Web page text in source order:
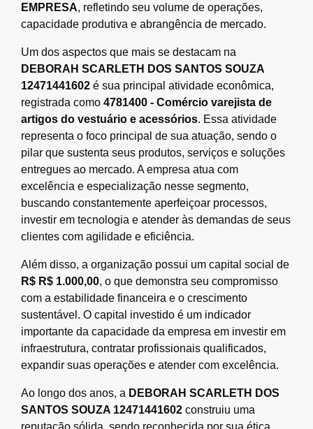
EMPRESA, refletindo seu volume de operações,
capacidade produtiva e abrangência de mercado.
Um dos aspectos que mais se destacam na
DEBORAH SCARLETH DOS SANTOS SOUZA
12471441602 é sua principal atividade econômica,
registrada como 4781400 - Comércio varejista de
artigos do vestuário e acessórios. Essa atividade
representa o foco principal de sua atuação, sendo o
pilar que sustenta seus produtos, serviços e soluções
entregues ao mercado. A empresa atua com
excelência e especialização nesse segmento,
buscando constantemente aperfeiçoar processos,
investir em tecnologia e atender às demandas de seus
clientes com agilidade e eficiência.
Além disso, a organização possui um capital social de
R$ R$ 1.000,00, o que demonstra seu compromisso
com a estabilidade financeira e o crescimento
sustentável. O capital investido é um indicador
importante da capacidade da empresa em investir em
infraestrutura, contratar profissionais qualificados,
expandir suas operações e atender com excelência.
Ao longo dos anos, a DEBORAH SCARLETH DOS
SANTOS SOUZA 12471441602 construiu uma
reputação sólida, sendo reconhecida por sua ética